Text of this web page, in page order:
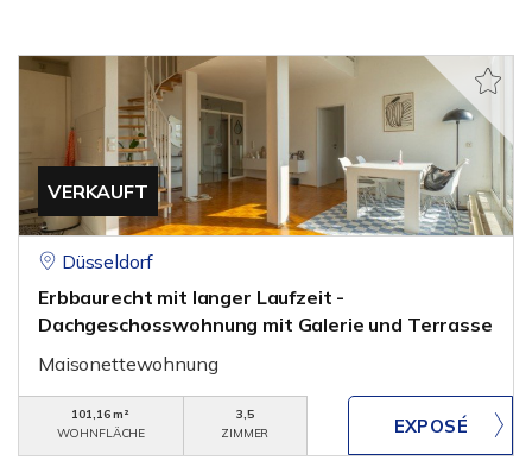
VERKAUFT
Düsseldorf
Erbbaurecht mit langer Laufzeit -
Dachgeschosswohnung mit Galerie und Terrasse
Maisonettewohnung
101,16 m²
WOHNFLÄCHE
3,5
ZIMMER